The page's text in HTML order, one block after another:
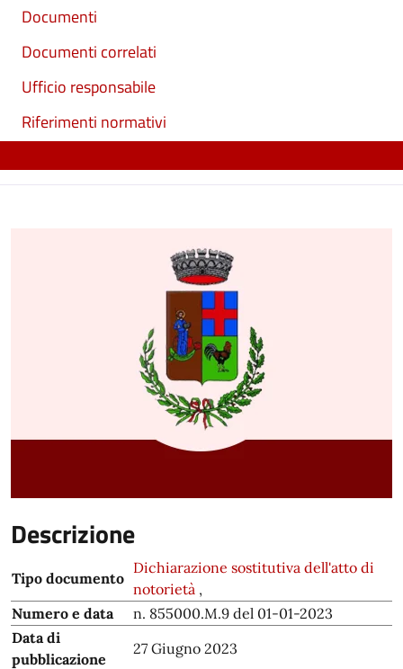
Documenti
Documenti correlati
Ufficio responsabile
Riferimenti normativi
Descrizione
Tipo documento
Dichiarazione sostitutiva dell'atto di
notorietà ,
Numero e data
n. 855000.M.9 del 01-01-2023
Data di
pubblicazione
27 Giugno 2023